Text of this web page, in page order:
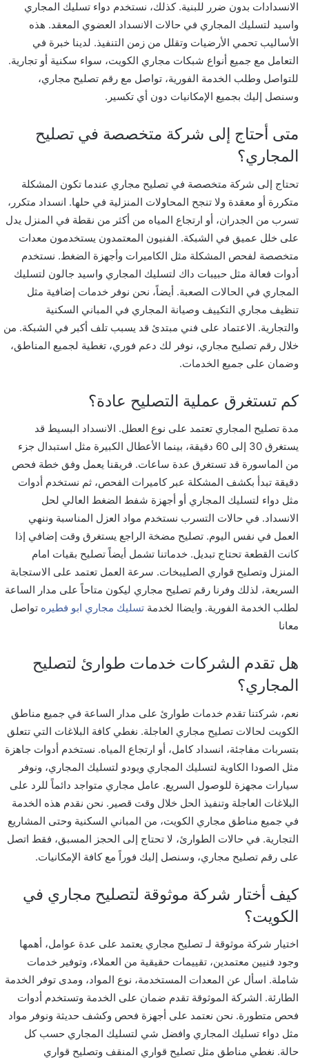
الانسدادات بدون ضرر للبنية. كذلك، نستخدم دواء تسليك المجاري
واسيد لتسليك المجاري في حالات الانسداد العضوي المعقد. هذه
الأساليب تحمي الأرضيات وتقلل من زمن التنفيذ. لدينا خبرة في
التعامل مع جميع أنواع شبكات مجاري الكويت، سواء سكنية أو تجارية.
للتواصل وطلب الخدمة الفورية، تواصل مع رقم تصليح مجاري،
وسنصل إليك بجميع الإمكانيات دون أي تكسير.
متى أحتاج إلى شركة متخصصة في تصليح
المجاري؟
تحتاج إلى شركة متخصصة في تصليح مجاري عندما تكون المشكلة
متكررة أو معقدة ولا تنجح المحاولات المنزلية في حلها. انسداد متكرر،
تسرب من الجدران، أو ارتجاع المياه من أكثر من نقطة في المنزل يدل
على خلل عميق في الشبكة. الفنيون المعتمدون يستخدمون معدات
متخصصة لفحص المشكلة مثل الكاميرات وأجهزة الضغط. نستخدم
أدوات فعالة مثل حبيبات داك لتسليك المجاري واسيد جالون لتسليك
المجاري في الحالات الصعبة. أيضاً، نحن نوفر خدمات إضافية مثل
تنظيف مجاري التكييف وصيانة المجاري في المباني السكنية
والتجارية. الاعتماد على فني مبتدئ قد يسبب تلف أكبر في الشبكة. من
خلال رقم تصليح مجاري، نوفر لك دعم فوري، تغطية لجميع المناطق،
وضمان على جميع الخدمات.
كم تستغرق عملية التصليح عادة؟
مدة تصليح المجاري تعتمد على نوع العطل. الانسداد البسيط قد
يستغرق 30 إلى 60 دقيقة، بينما الأعطال الكبيرة مثل استبدال جزء
من الماسورة قد تستغرق عدة ساعات. فريقنا يعمل وفق خطة فحص
دقيقة تبدأ بكشف المشكلة عبر كاميرات الفحص، ثم نستخدم أدوات
مثل دواء لتسليك المجاري أو أجهزة شفط الضغط العالي لحل
الانسداد. في حالات التسرب نستخدم مواد العزل المناسبة وننهي
العمل في نفس اليوم. تصليح مضخة الراجع يستغرق وقت إضافي إذا
كانت القطعة تحتاج تبديل. خدماتنا تشمل أيضاً تصليح بقيات امام
المنزل وتصليح قواري الصليبخات. سرعة العمل تعتمد على الاستجابة
السريعة، لذلك وفرنا رقم تصليح مجاري ليكون متاحاً على مدار الساعة
لطلب الخدمة الفورية. وایضاا لخدمة تسليك مجاري ابو فطيره تواصل
معانا
هل تقدم الشركات خدمات طوارئ لتصليح
المجاري؟
نعم، شركتنا تقدم خدمات طوارئ على مدار الساعة في جميع مناطق
الكويت لحالات تصليح مجاري العاجلة. نغطي كافة البلاغات التي تتعلق
بتسربات مفاجئة، انسداد كامل، أو ارتجاع المياه. نستخدم أدوات جاهزة
مثل الصودا الكاوية لتسليك المجاري ويودو لتسليك المجاري، ونوفر
سيارات مجهزة للوصول السريع. عامل مجاري متواجد دائماً للرد على
البلاغات العاجلة وتنفيذ الحل خلال وقت قصير. نحن نقدم هذه الخدمة
في جميع مناطق مجاري الكويت، من المباني السكنية وحتى المشاريع
التجارية. في حالات الطوارئ، لا تحتاج إلى الحجز المسبق، فقط اتصل
على رقم تصليح مجاري، وسنصل إليك فوراً مع كافة الإمكانيات.
كيف أختار شركة موثوقة لتصليح مجاري في
الكويت؟
اختيار شركة موثوقة لـ تصليح مجاري يعتمد على عدة عوامل، أهمها
وجود فنيين معتمدين، تقييمات حقيقية من العملاء، وتوفير خدمات
شاملة. اسأل عن المعدات المستخدمة، نوع المواد، ومدى توفر الخدمة
الطارئة. الشركة الموثوقة تقدم ضمان على الخدمة وتستخدم أدوات
فحص متطورة. نحن نعتمد على أجهزة فحص وكشف حديثة ونوفر مواد
مثل دواء تسليك المجاري وافضل شي لتسليك المجاري حسب كل
حالة. نغطي مناطق مثل تصليح قواري المنقف وتصليح قواري